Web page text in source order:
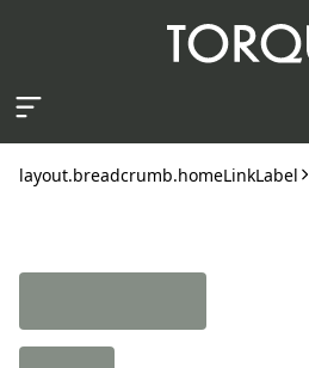
layout.breadcrumb.homeLinkLabel